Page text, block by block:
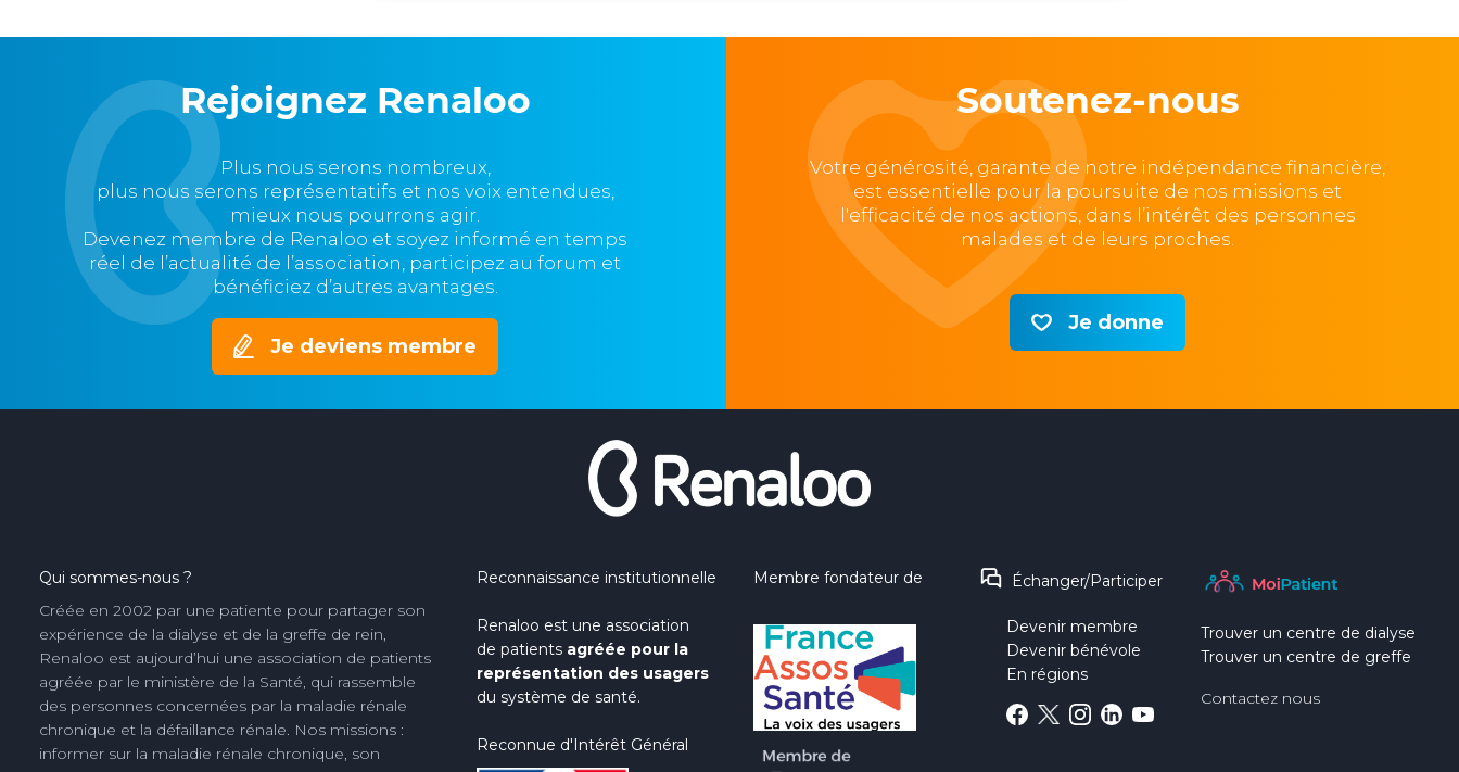
Rejoignez Renaloo
Plus nous serons nombreux,
plus nous serons représentatifs et nos voix entendues,
mieux nous pourrons agir.
Devenez membre de Renaloo et soyez informé en temps
réel de l’actualité de l’association, participez au forum et
bénéficiez d’autres avantages.
Je deviens membre
Soutenez-nous
Votre générosité, garante de notre indépendance financière,
est essentielle pour la poursuite de nos missions et
l'efficacité de nos actions, dans l’intérêt des personnes
malades et de leurs proches.
Je donne
Qui sommes-nous ?
Créée en 2002 par une patiente pour partager son
expérience de la dialyse et de la greffe de rein,
Renaloo est aujourd’hui une association de patients
agréée par le ministère de la Santé, qui rassemble
des personnes concernées par la maladie rénale
chronique et la défaillance rénale. Nos missions :
informer sur la maladie rénale chronique, son
Reconnaissance institutionnelle
Renaloo est une association
de patients agréée pour la
représentation des usagers
du système de santé.
Reconnue d'Intérêt Général
Membre fondateur de Échanger/Participer
Devenir membre
Devenir bénévole
En régions
Trouver un centre de dialyse
Trouver un centre de greffe
Contactez nous